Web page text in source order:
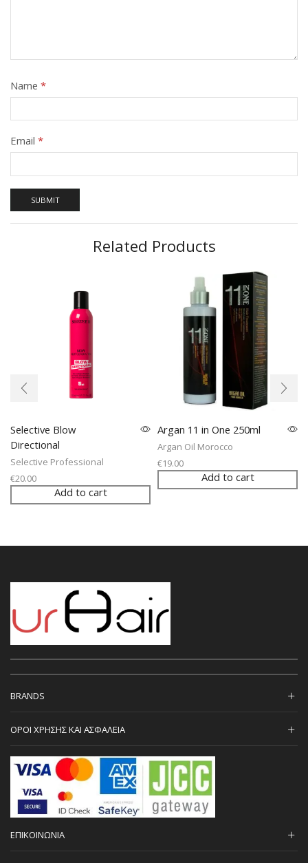
Name *
Email *
Related Products
Selective Blow
Directional
Selective Professional
€20.00
Add to cart
Argan 11 in One 250ml
Argan Oil Morocco
€19.00
Add to cart
BRANDS
ΟΡΟΙ ΧΡΗΣΗΣ ΚΑΙ ΑΣΦΑΛΕΙΑ
ΕΠΙΚΟΙΝΩΝΙΑ